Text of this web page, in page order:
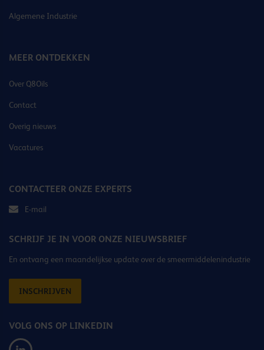
Algemene Industrie
MEER ONTDEKKEN
Over Q8Oils
Contact
Overig nieuws
Vacatures
CONTACTEER ONZE EXPERTS
E-mail
SCHRIJF JE IN VOOR ONZE NIEUWSBRIEF
En ontvang een maandelijkse update over de smeermiddelenindustrie
INSCHRIJVEN
VOLG ONS OP LINKEDIN